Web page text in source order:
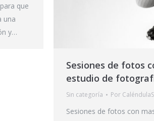
que
una
y…
Sesiones de fotos
estudio de
Sin categoría Por
Sesiones de fotos con